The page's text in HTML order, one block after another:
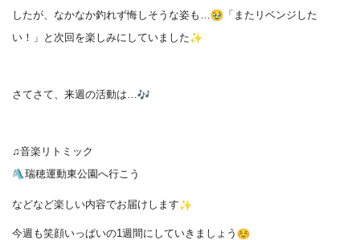
したが、なかなか釣れず悔しそうな姿も…
「またリベンジした
い！」と次回を楽しみにしていました
さてさて、来週の活動は…
♫音楽リトミック
瑞穂運動東公園へ行こう
などなど楽しい内容でお届けします
今週も笑顔いっぱいの1週間にしていきましょう